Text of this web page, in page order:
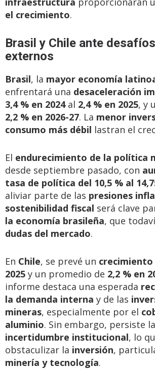
el crecimiento.
Brasil y Chile ante
externos
Brasil, la mayor economía
enfrentará una desaceleración
3,4 % en 2024al 2,4 % en 2025, y
2,2 % en 2026-27. La menor
consumo más débil lastran el
El endurecimiento de la política
desde septiembre pasado, con
tasa de política del 10,5 % al
aliviar parte de las presiones
sostenibilidad fiscal será clave
la economía brasileña, que
dudas del mercado.
En Chile, se prevé un crecimiento
2025 y un promedio de 2,2 % en
informe destaca una esperada
la demanda interna y de las
mineras, especialmente por el
aluminio. Sin embargo, persiste la
incertidumbre institucional, lo
obstaculizar la inversión,
minería y tecnología.